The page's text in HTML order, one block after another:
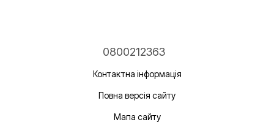
0800212363
Контактна інформація
Повна версія сайту
Мапа сайту